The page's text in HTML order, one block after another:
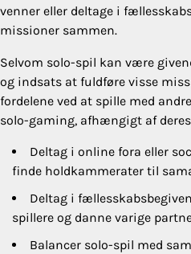
venner eller deltage i
missioner sammen.
Selvom solo-spil kan være
og indsats at fuldføre visse
fordelene ved at spille med
solo-gaming, afhængigt af
Deltag i online fora eller
finde holdkammerater til
Deltag i
spillere og danne varige
Balancer solo-spil med